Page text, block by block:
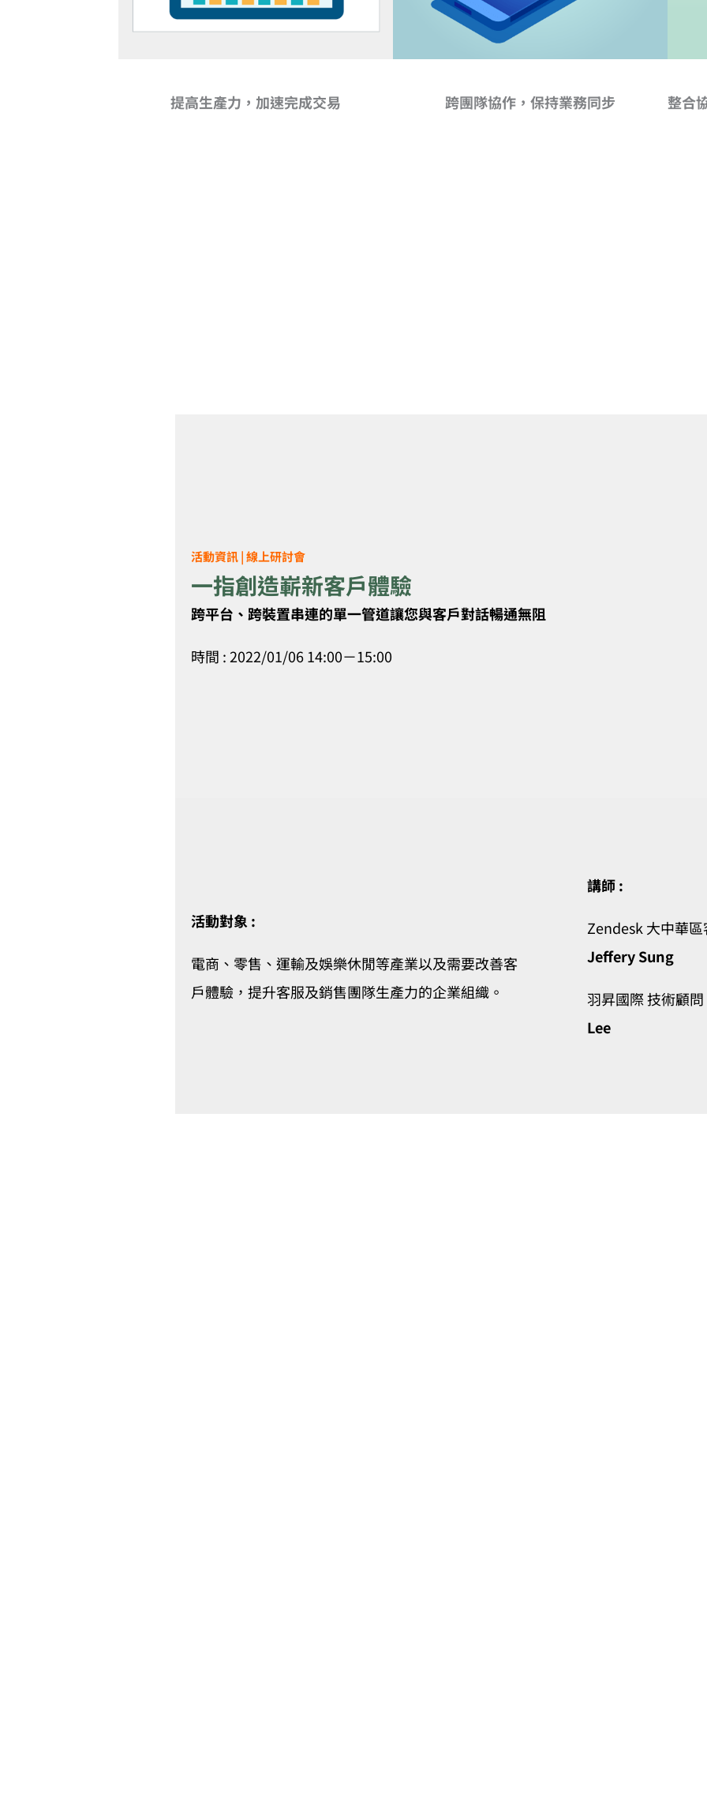
提高生產力，加速完成交易 跨團隊協作，保持業務同步 整合
活動資訊 | 線上研討會
一指創造嶄新客戶體驗
跨平台、跨裝置串連的單一管道讓您與客戶對話暢通無阻
時間 : 2022/01/06 14:00－15:00
活動對象 :
電商、零售、運輸及娛樂休閒等產業以及需要改善客
戶體驗，提升客服及銷售團隊生產力的企業組織。
講師 :
Zendesk 大中華
Jeffery Sung
羽昇國際 技術顧問
Lee